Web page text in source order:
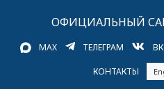
ОФИЦИАЛЬНЫЙ
MAX ТЕЛЕГРАМ ВК
КОНТАКТЫ